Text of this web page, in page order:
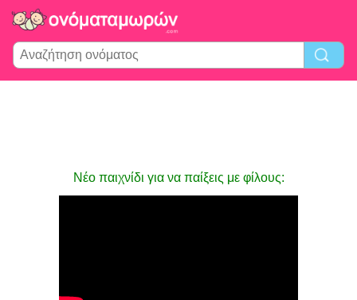
Νέο παιχνίδι για να παίξεις με φίλους: